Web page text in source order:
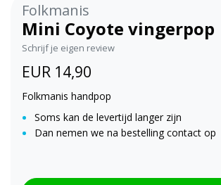
Folkmanis
Mini Coyote vingerpop
Schrijf je eigen review
EUR 14,90
Folkmanis handpop
Soms kan de levertijd langer zijn
Dan nemen we na bestelling contact op